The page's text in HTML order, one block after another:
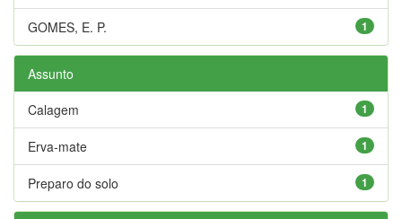
1
GOMES, E. P.
Assunto
1
Calagem
1
Erva-mate
1
Preparo do solo